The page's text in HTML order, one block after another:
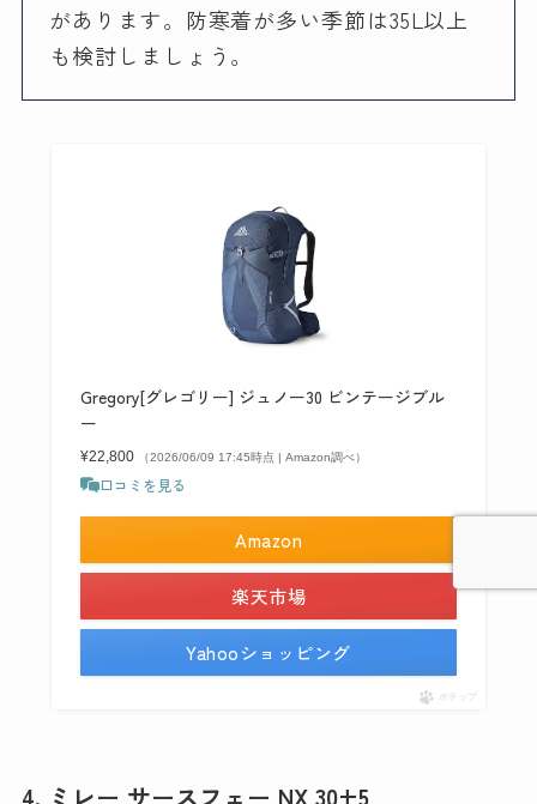
があります。防寒着が多い季節は35L以上
も検討しましょう。
Gregory[グレゴリー] ジュノー30 ビンテージブル
ー
¥22,800 （2026/06/09 17:45時点 | Amazon調べ）
口コミを見る
Amazon
楽天市場
Yahooショッピング
ポチップ
4. ミレー サースフェー NX 30+5